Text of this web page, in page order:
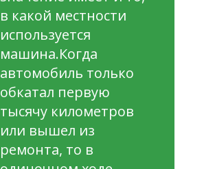
в какой местности
используется
машина.Когда
автомобиль только
обкатал первую
тысячу километров
или вышел из
ремонта, то в